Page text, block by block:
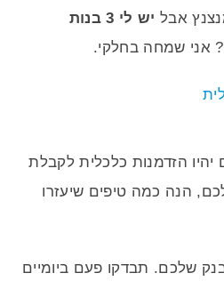
אבל
יש לי 3 בנות
אני שמחה בחלקי.
יהיו הזדמנות כלכלית לקבלת
הנה כמה טיפים שיעזרו
שלכם. תבדקו פעם ביומיים